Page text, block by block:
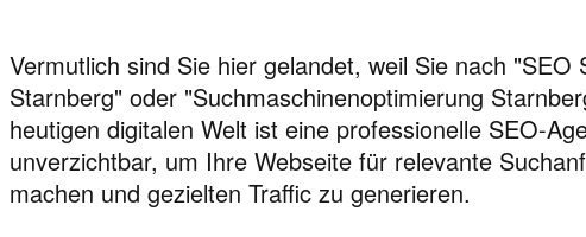
Vermutlich sind Sie hier gelandet, weil Sie nach
Starnberg" oder "Suchmaschinenoptimierung
heutigen digitalen Welt ist eine professionelle SEO-
unverzichtbar, um Ihre Webseite für relevante
machen und gezielten Traffic zu generieren.